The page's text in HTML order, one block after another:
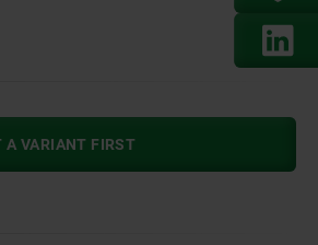
A VARIANT FIRST